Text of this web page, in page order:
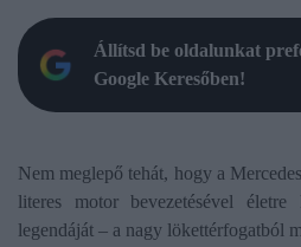
Állítsd be oldalunkat
Google Keresőben!
Nem meglepő tehát, hogy a
literes motor bevezetésével
legendáját – a nagy lökettérfogatból